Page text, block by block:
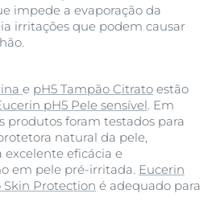
impede a evaporação da
irritações que podem causar
e pH5 Tampão Citrato estão
pH5 Pele sensível . Em
produtos foram testados para
natural da pele,
eficácia e
em pele pré-irritada. Eucerin
Skin Protection é adequado para